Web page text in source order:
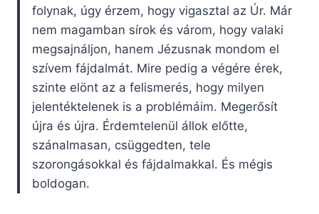
folynak, úgy érzem, hogy vigasztal az Úr. Már
nem magamban sírok és várom, hogy valaki
megsajnáljon, hanem Jézusnak mondom el
szívem fájdalmát. Mire pedig a végére érek,
szinte elönt az a felismerés, hogy milyen
jelentéktelenek is a problémáim. Megerősít
újra és újra. Érdemtelenül állok előtte,
szánalmasan, csüggedten, tele
szorongásokkal és fájdalmakkal. És mégis
boldogan.